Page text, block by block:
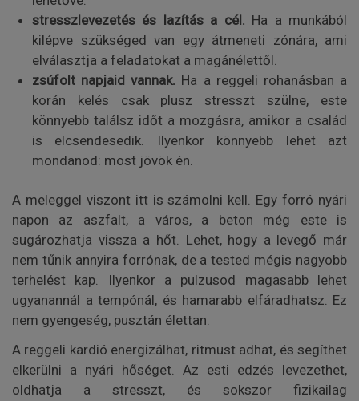
stresszlevezetés és lazítás a cél. Ha a munkából
kilépve szükséged van egy átmeneti zónára, ami
elválasztja a feladatokat a magánélettől.
zsúfolt napjaid vannak. Ha a reggeli rohanásban a
korán kelés csak plusz stresszt szülne, este
könnyebb találsz időt a mozgásra, amikor a család
is elcsendesedik. Ilyenkor könnyebb lehet azt
mondanod: most jövök én.
A meleggel viszont itt is számolni kell. Egy forró nyári
napon az aszfalt, a város, a beton még este is
sugározhatja vissza a hőt. Lehet, hogy a levegő már
nem tűnik annyira forrónak, de a tested mégis nagyobb
terhelést kap. Ilyenkor a pulzusod magasabb lehet
ugyanannál a tempónál, és hamarabb elfáradhatsz. Ez
nem gyengeség, pusztán élettan.
A reggeli kardió energizálhat, ritmust adhat, és segíthet
elkerülni a nyári hőséget. Az esti edzés levezethet,
oldhatja a stresszt, és sokszor fizikailag